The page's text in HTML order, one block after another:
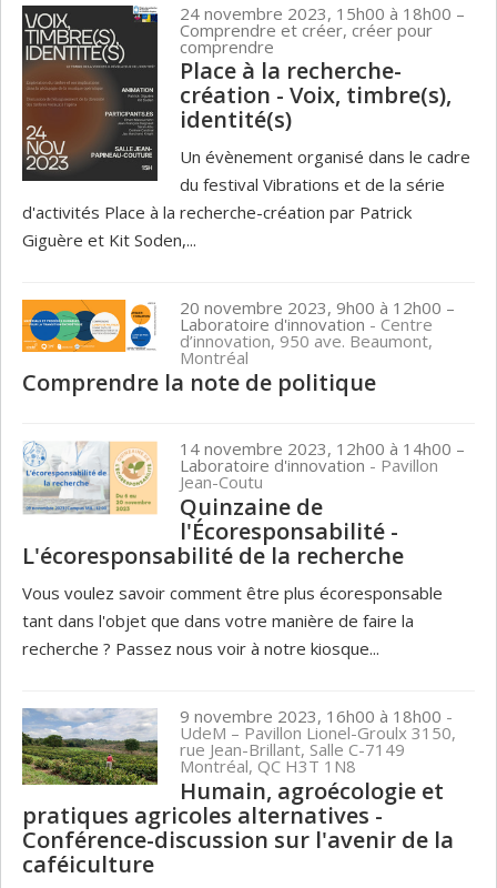
24 novembre 2023, 15h00 à 18h00 –
Comprendre et créer, créer pour
comprendre
Place à la recherche-
création - Voix, timbre(s),
identité(s)
Un évènement organisé dans le cadre
du festival Vibrations et de la série
d'activités Place à la recherche­-création par Patrick
Giguère et Kit Soden,...
20 novembre 2023, 9h00 à 12h00 –
Laboratoire d'innovation - Centre
d’innovation, 950 ave. Beaumont,
Montréal
Comprendre la note de politique
14 novembre 2023, 12h00 à 14h00 –
Laboratoire d'innovation - Pavillon
Jean-Coutu
Quinzaine de
l'Écoresponsabilité -
L'écoresponsabilité de la recherche
Vous voulez savoir comment être plus écoresponsable
tant dans l'objet que dans votre manière de faire la
recherche ? Passez nous voir à notre kiosque...
9 novembre 2023, 16h00 à 18h00 -
UdeM – Pavillon Lionel-Groulx 3150,
rue Jean-Brillant, Salle C-7149
Montréal, QC H3T 1N8
Humain, agroécologie et
pratiques agricoles alternatives -
Conférence-discussion sur l'avenir de la
caféiculture